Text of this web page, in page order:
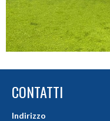
CONTATTI
Indirizzo